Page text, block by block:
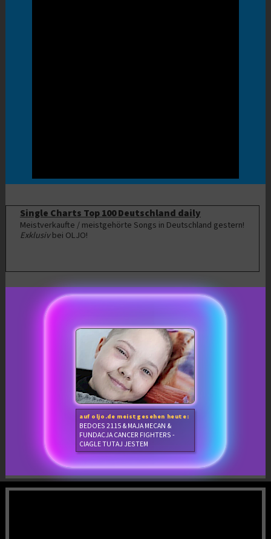
Single Charts Top 100 Deutschland daily
Meistverkaufte / meistgehörte Songs in Deutschland gestern!
Exklusivbei OLJO!
auf oljo.de meistgesehen heute:
BEDOES 2115 & MAJA MECAN &
FUNDACJA CANCER FIGHTERS -
CIAGLE TUTAJ JESTEM